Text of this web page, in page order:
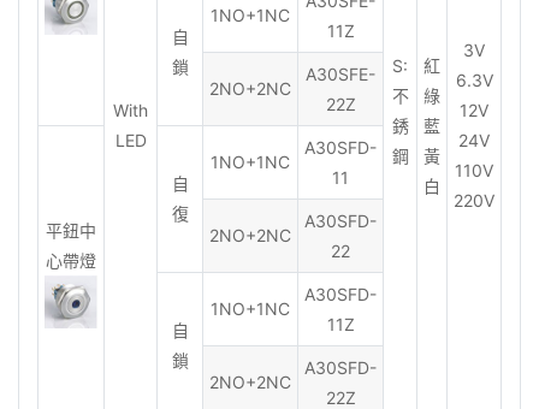
With
LED
S:
不
銹
鋼
紅
綠
藍
黃
白
3V
6.3V
12V
24V
110V
220V
自
鎖
1NO+1NC
11Z
2NO+2NC
A30SFE-
22Z
平鈕中
心帶燈
自
復
1NO+1NC
A30SFD-
11
2NO+2NC
A30SFD-
22
自
鎖
1NO+1NC
A30SFD-
11Z
2NO+2NC
A30SFD-
22Z